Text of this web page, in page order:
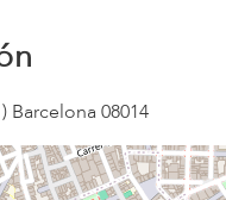
Barcelona 08014